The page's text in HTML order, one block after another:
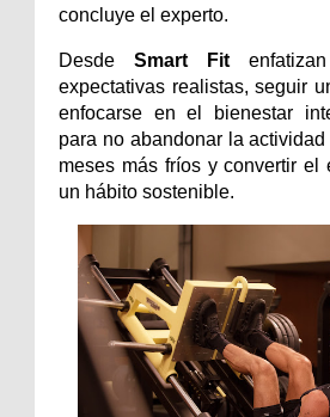
concluye el experto.
Desde Smart Fit
expectativas realistas, seguir
enfocarse en el bienestar
para no abandonar la
meses más fríos y convertir el
un hábito sostenible.